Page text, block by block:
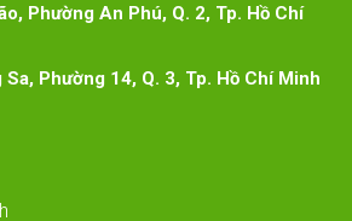
Phường An Phú, Q. 2, Tp. Hồ Chí
Phường 14, Q. 3, Tp. Hồ Chí Minh